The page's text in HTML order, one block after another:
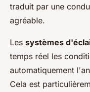
traduit par une
agréable.
Les systèmes
temps réel les
automatiquement
Cela est